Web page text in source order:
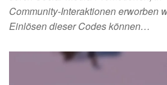
Community-Interaktionen erworben
Einlösen dieser Codes können…